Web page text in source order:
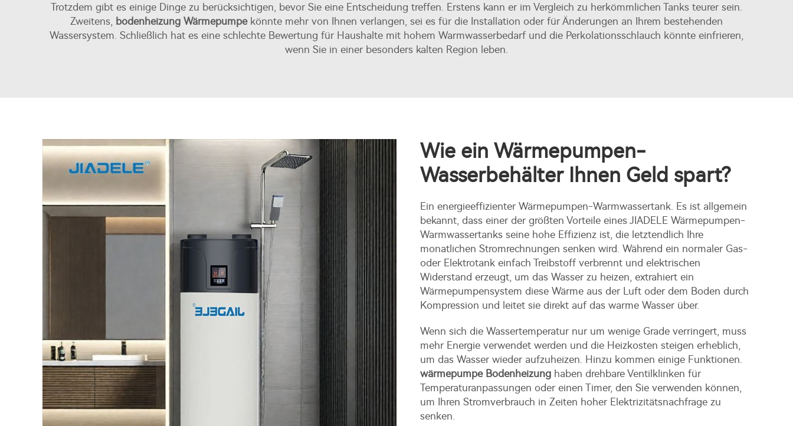
Trotzdem gibt es einige Dinge zu berücksichtigen, bevor Sie eine Entscheidung treffen. Erstens kann er im Vergleich zu herkömmlichen Tanks teurer sein.
Zweitens, bodenheizung Wärmepumpe könnte mehr von Ihnen verlangen, sei es für die Installation oder für Änderungen an Ihrem bestehenden
Wassersystem. Schließlich hat es eine schlechte Bewertung für Haushalte mit hohem Warmwasserbedarf und die Perkolationsschlauch könnte einfrieren,
wenn Sie in einer besonders kalten Region leben.
Wie ein Wärmepumpen-
Wasserbehälter Ihnen Geld spart?
Ein energieeffizienter Wärmepumpen-Warmwassertank. Es ist allgemein
bekannt, dass einer der größten Vorteile eines JIADELE Wärmepumpen-
Warmwassertanks seine hohe Effizienz ist, die letztendlich Ihre
monatlichen Stromrechnungen senken wird. Während ein normaler Gas-
oder Elektrotank einfach Treibstoff verbrennt und elektrischen
Widerstand erzeugt, um das Wasser zu heizen, extrahiert ein
Wärmepumpensystem diese Wärme aus der Luft oder dem Boden durch
Kompression und leitet sie direkt auf das warme Wasser über.
Wenn sich die Wassertemperatur nur um wenige Grade verringert, muss
mehr Energie verwendet werden und die Heizkosten steigen erheblich,
um das Wasser wieder aufzuheizen. Hinzu kommen einige Funktionen.
wärmepumpe Bodenheizung haben drehbare Ventilklinken für
Temperaturanpassungen oder einen Timer, den Sie verwenden können,
um Ihren Stromverbrauch in Zeiten hoher Elektrizitätsnachfrage zu
senken.